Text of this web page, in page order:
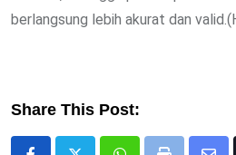
berlangsung lebih akurat dan
Share This Post: